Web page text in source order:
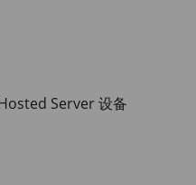
Server 设备